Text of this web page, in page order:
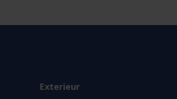
Exterieur